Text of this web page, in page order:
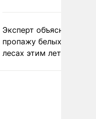
Эксперт объяснил
пропажу белых грибов
лесах этим летом